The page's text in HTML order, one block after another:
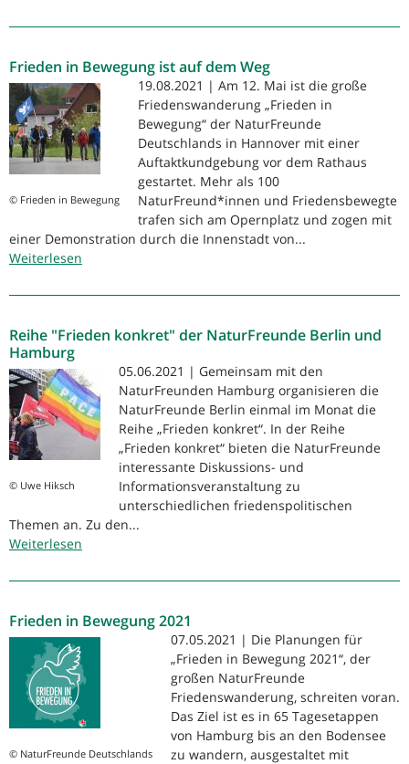
Reihe
konkret“
der
NaturFreunde
Berlin
und
der
NaturFreunde
Hamburg
Frieden in Bewegung ist auf dem Weg
© Frieden in Bewegung
19.08.2021 | Am 12. Mai ist die große
Friedenswanderung „Frieden in
Bewegung“ der NaturFreunde
Deutschlands in Hannover mit einer
Auftaktkundgebung vor dem Rathaus
gestartet. Mehr als 100
NaturFreund*innen und Friedensbewegte
trafen sich am Opernplatz und zogen mit
einer Demonstration durch die Innenstadt von...
Weiterlesen
in
ist
dem
Weg
Reihe "Frieden konkret" der NaturFreunde Berlin und
Hamburg
© Uwe Hiksch
05.06.2021 | Gemeinsam mit den
NaturFreunden Hamburg organisieren die
NaturFreunde Berlin einmal im Monat die
Reihe „Frieden konkret“. In der Reihe
„Frieden konkret“ bieten die NaturFreunde
interessante Diskussions- und
Informationsveranstaltung zu
unterschiedlichen friedenspolitischen
Themen an. Zu den...
Weiterlesen
"Frieden
der
NaturFreunde
und
Frieden in Bewegung 2021
© NaturFreunde Deutschlands
07.05.2021 | Die Planungen für
„Frieden in Bewegung 2021“, der
großen NaturFreunde
Friedenswanderung, schreiten voran.
Das Ziel ist es in 65 Tagesetappen
von Hamburg bis an den Bodensee
zu wandern, ausgestaltet mit